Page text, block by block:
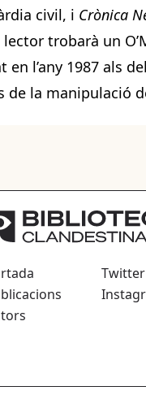
civil, i Crònica
trobarà un
en l’any 1987 als
de la manipulació
Twitter